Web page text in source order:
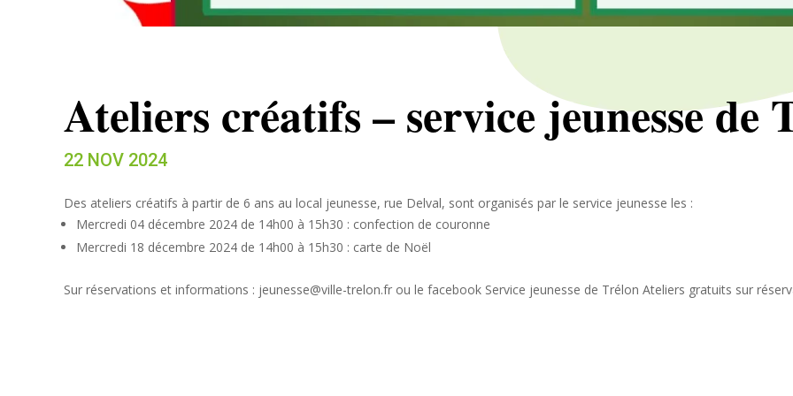
Ateliers créatifs – service jeunesse de
22 NOV 2024
Des ateliers créatifs à partir de 6 ans au local jeunesse, rue Delval, sont organisés par le service jeunesse les :
Mercredi 04 décembre 2024 de 14h00 à 15h30 : confection de couronne
Mercredi 18 décembre 2024 de 14h00 à 15h30 : carte de Noël
Sur réservations et informations : jeunesse@ville-trelon.fr ou le facebook Service jeunesse de Trélon Ateliers gratuits sur